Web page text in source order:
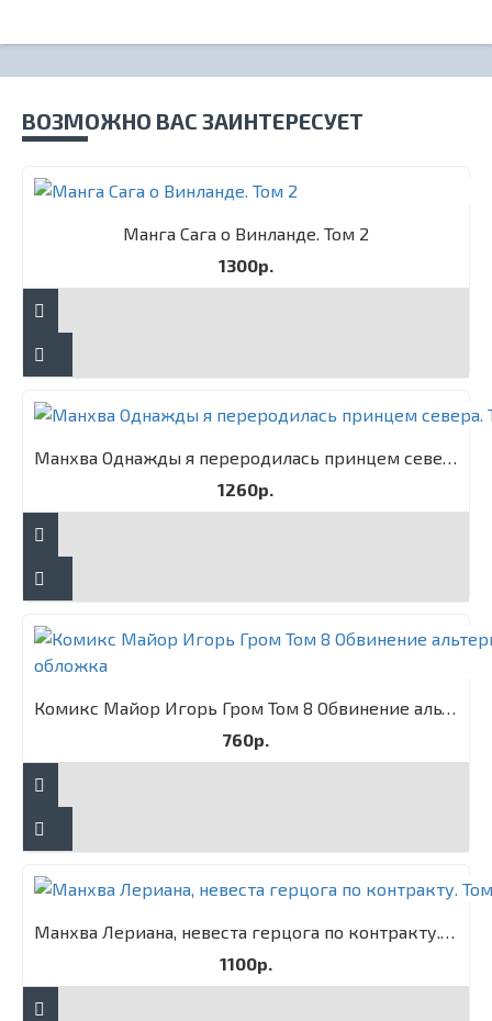
ВОЗМОЖНО ВАС ЗАИНТЕРЕСУЕТ
Манга Сага о Винланде. Том 2
1300р.
Манхва Однажды я переродилась принцем севера. Том 1
1260р.
Комикс Майор Игорь Гром Том 8 Обвинение альтернативная обложка
760р.
Манхва Лериана, невеста герцога по контракту. Том 3
1100р.